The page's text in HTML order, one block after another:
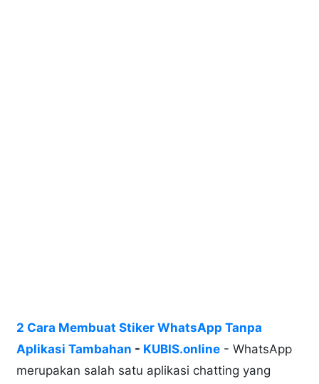
2 Cara Membuat Stiker WhatsApp Tanpa
Aplikasi Tambahan - KUBIS.online - WhatsApp
merupakan salah satu aplikasi chatting yang